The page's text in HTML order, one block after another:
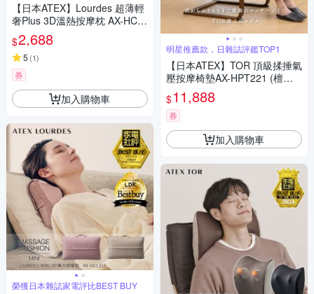
【日本ATEX】Lourdes 超薄輕
奢Plus 3D溫熱按摩枕 AX-HC3
19 (橙棕色/霧灰色)
$2,688
5 (1)
券
加入購物車
榮獲日本雜誌家電評比BEST BUY
明星推薦款，日雜誌評鑑TOP1
【日本ATEX】TOR 頂級揉捶氣
壓按摩椅墊AX-HPT221 (檀木
黑/亞麻灰)
$11,888
券
加入購物車